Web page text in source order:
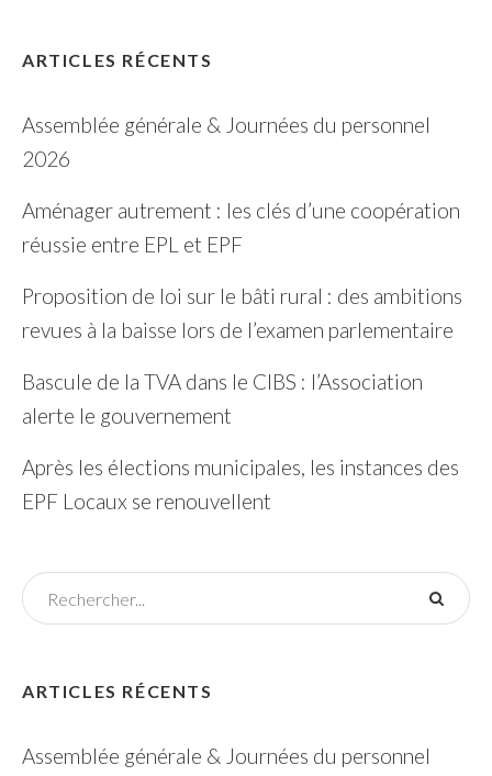
ARTICLES RÉCENTS
Assemblée générale & Journées du personnel
2026
Aménager autrement : les clés d’une coopération
réussie entre EPL et EPF
Proposition de loi sur le bâti rural : des ambitions
revues à la baisse lors de l’examen parlementaire
Bascule de la TVA dans le CIBS : l’Association
alerte le gouvernement
Après les élections municipales, les instances des
EPF Locaux se renouvellent
ARTICLES RÉCENTS
Assemblée générale & Journées du personnel